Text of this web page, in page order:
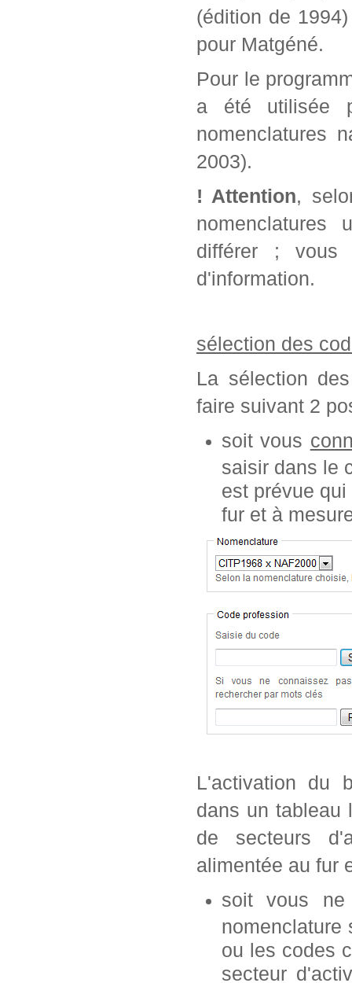
(édition de
pour Matgéné.
Pour le
a été utilisée
nomenclatures
2003).
! Attention,
nomenclatures
différer ; vous
d'information.
sélection des
La sélection
faire suivant 2
soit vous
saisir dans le
est prévue
fur et à
L'activation du
dans un tableau
de secteurs
alimentée au fur
soit vous
nomenclature
ou les codes
secteur